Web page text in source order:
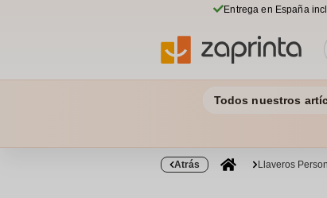
Entrega en España
Todos nuestros
Atrás Llaveros